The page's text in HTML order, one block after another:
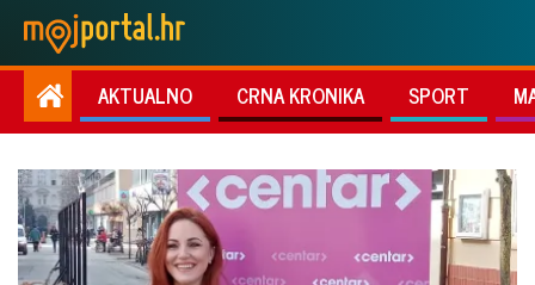
AKTUALNO CRNA KRONIKA SPORT